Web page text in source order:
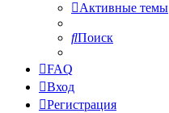
Активные темы
Поиск
FAQ
Вход
Регистрация